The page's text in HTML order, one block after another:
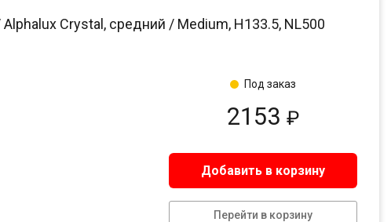
Crystal, средний / Medium, H133.5, NL500
2153 ₽
Добавить в корзину
Перейти в корзину
Под заказ